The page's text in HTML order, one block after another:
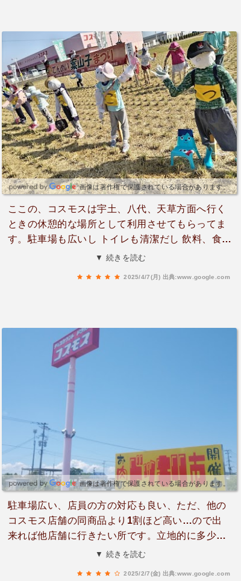
画像は著作権で保護されている場合があります。
ここの、コスモスは宇土、八代、天草方面へ行く
ときの休憩的な場所として利用させてもらってま
す。駐車場も広いし トイレも清潔だし 飲料、食べ
▼ 続きを読む
2025/4/7(月) 出典:www.google.com
画像は著作権で保護されている場合があります。
駐車場広い、店員の方の対応も良い、ただ、他の
コスモス店舗の同商品より1割ほど高い…ので出
来れば他店舗に行きたい所です。立地的に多少高
くてもお客が入るという事なのでしょうね。
▼ 続きを読む
2025/2/7(金) 出典:www.google.com